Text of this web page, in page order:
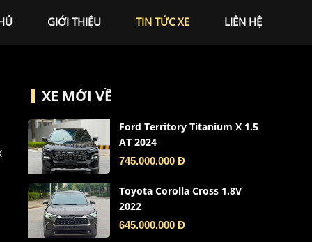
GIỚI THIỆU TIN TỨC XE LIÊN HỆ
XE MỚI VỀ
Ford Territory Titanium X 1.5
AT 2024
745.000.000 Đ
Toyota Corolla Cross 1.8V
2022
645.000.000 Đ